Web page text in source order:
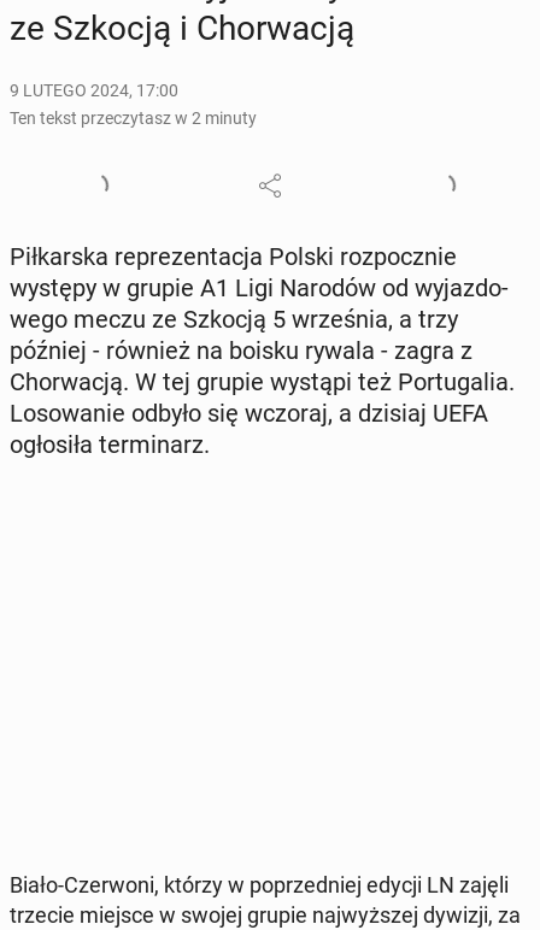
ze Szkocją i Chor­wa­cją
9 LUTEGO 2024, 17:00
Ten tekst przeczytasz w 2 minuty
Pił­kar­ska re­pre­zen­ta­cja Polski roz­pocz­nie
występy w grupie A1 Ligi Narodów od wy­jaz­do­
we­go meczu ze Szkocją 5 wrze­śnia, a trzy
później - również na boisku rywala - zagra z
Chor­wa­cją. W tej grupie wystąpi też Por­tu­ga­lia.
Lo­so­wa­nie odbyło się wczoraj, a dzisiaj UEFA
ogło­si­ła ter­mi­narz.
Biało-Czer­wo­ni, którzy w po­przed­niej edycji LN zajęli
trzecie miejsce w swojej grupie naj­wyż­szej dywizji, za